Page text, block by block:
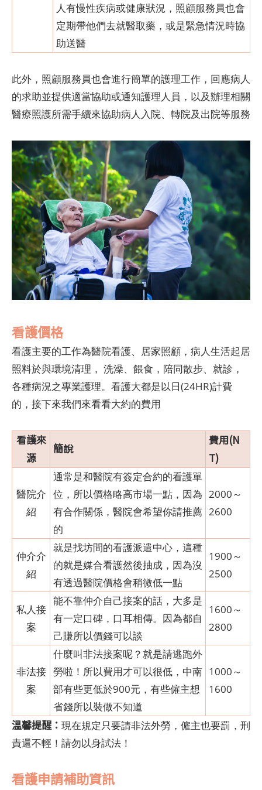
人有慢性疾病或健康狀況，照顧服務員也會
定期帶他們去就醫取藥，或是緊急情況時協
助送醫
此外，照顧服務員也會進行簡單的護理工作，回應病人
的求助並提供適當協助或通知護理人員，以及辦理相關
醫療照護所需手續來協助病人入院、轉院及出院等服務
看護價格
看護主要的工作為醫院看護、居家照顧，病人生活起居
照料於與環境清理， 洗澡、餵食，陪同散步、就診，
各種病況之專業護理。看護大都是以日(24HR)計費
的，接下來我們來看看大約的費用
看護來
源
簡說
費用(N
T)
醫院介
紹
通常是和醫院有簽定合約的看護單
位，所以價格略高市場一點，因為
有合作關係，醫院會希望你請推薦
的
2000～
2600
仲介介
紹
就是找坊間的看護派遣中心，這種
的就是媒合看護然後抽成，因為沒
有透過醫院價格會稍微低一點
1900～
2500
私人接
案
能不靠仲介自己接案的話，大多是
有一定口碑，口耳相傳。因為都自
己賺所以價錢可以談
1600～
2800
非法接
案
什麼叫非法接案呢？就是請逃跑外
勞啦！所以費用才可以很低，中南
部有些更低於900元，有些僱主想
省錢所以裝做不知道
1000～
1600
溫馨提醒： 現在規定只要請非法外勞，僱主也要罰，刑
責還不輕！請勿以身試法！
看護申請補助資訊